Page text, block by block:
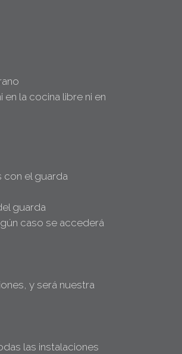
la cocina libre ni en
con el guarda
guarda
caso se accederá
y será nuestra
las instalaciones